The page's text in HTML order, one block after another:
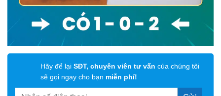
Hãy để lại SĐT, chuyên viên tư vấn của chúng tôi
sẽ gọi ngay cho bạn miễn phí!